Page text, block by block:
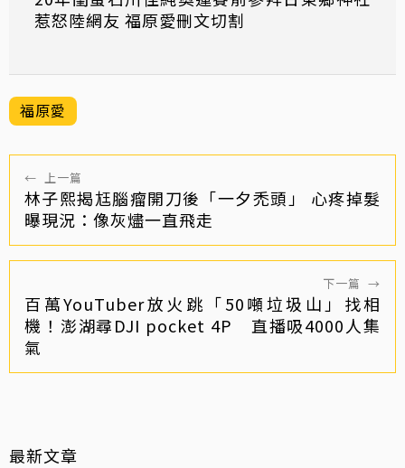
惹怒陸網友 福原愛刪文切割
福原愛
← 上一篇
林子熙揭尪腦瘤開刀後「一夕禿頭」 心疼掉髮
曝現況：像灰燼一直飛走
下一篇 →
百萬YouTuber放火跳「50噸垃圾山」找相
機！澎湖尋DJI pocket 4P 直播吸4000人集
氣
最新文章